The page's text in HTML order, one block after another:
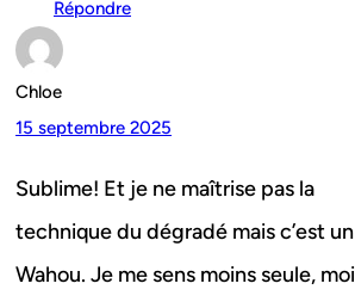
Répondre
Chloe
15 septembre 2025
Sublime! Et je ne maîtrise pas la
technique du dégradé mais c’est
Wahou. Je me sens moins seule,